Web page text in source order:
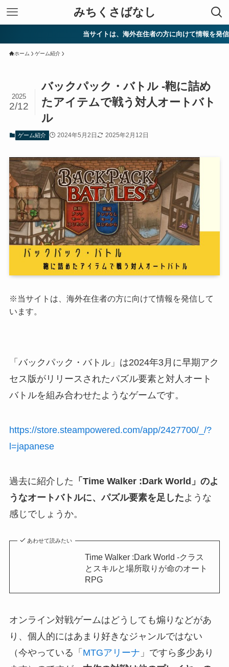
みちくさばなし
当サイトは、海外在住者の方に向けて情報を発信しています
ホーム ゲーム紹介
バックパック・バトル -鞄に詰め
たアイテムで戦う対人オートバト
ル
2025
2/12
ゲーム紹介 2024年5月2日 2025年2月12日
※当サイトは、海外在住者の方に向けて情報を発信して
います。
「バックパック・バトル」 は2024年3月に早期アク
セス版がリリースされたパズル要素と対人オート
バトルを組み合わせたようなゲームです。
https://store.steampowered.com/app/2427700/_/?
l=japanese
過去に紹介した 「Time Walker :Dark World」のよ
うなオートバトルに、パズル要素を足したような
感じでしょうか。
あわせて読みたい
Time Walker :Dark World -クラス
とスキルと場所取りが命のオート
RPG
オンライン対戦ゲームはどうしても煽りなどがあ
り、個人的にはあまり好きなジャンルではない
（今やっている「 MTGアリーナ 」ですら多少あり